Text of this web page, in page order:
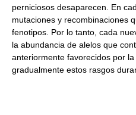
perniciosos desaparecen. En
mutaciones y recombinaciones
fenotipos. Por lo tanto, cada
la abundancia de alelos que
anteriormente favorecidos por
gradualmente estos rasgos